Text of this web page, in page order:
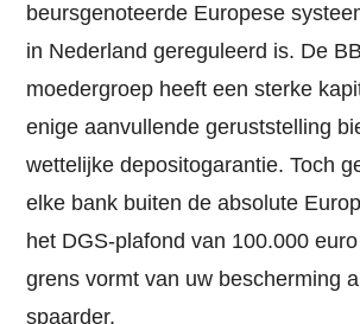
beursgenoteerde Europese
in Nederland gereguleerd is. De
moedergroep heeft een sterke
enige aanvullende geruststelling
wettelijke depositogarantie. Toch
elke bank buiten de absolute
het DGS-plafond van 100.000
grens vormt van uw bescherming
spaarder.